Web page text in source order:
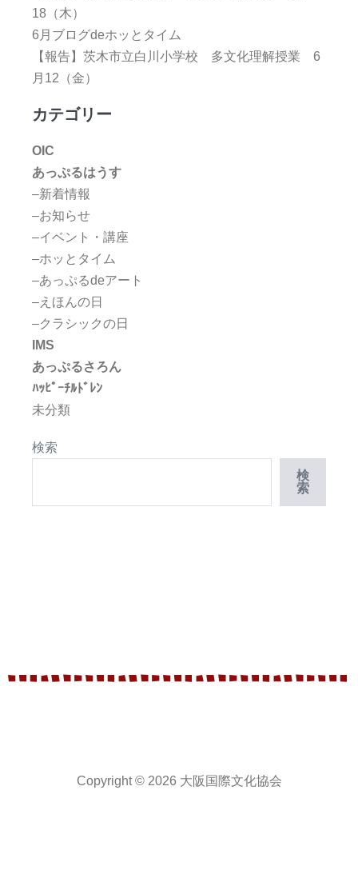
18（木）
6月ブログdeホッとタイム
【報告】茨木市立白川小学校 多文化理解授業 6
月12（金）
カテゴリー
OIC
あっぷるはうす
–新着情報
–お知らせ
–イベント・講座
–ホッとタイム
–あっぷるdeアート
–えほんの日
–クラシックの日
IMS
あっぷるさろん
ﾊｯﾋﾟｰﾁﾙﾄﾞﾚﾝ
未分類
検索
検
索
Copyright © 2026 大阪国際文化協会